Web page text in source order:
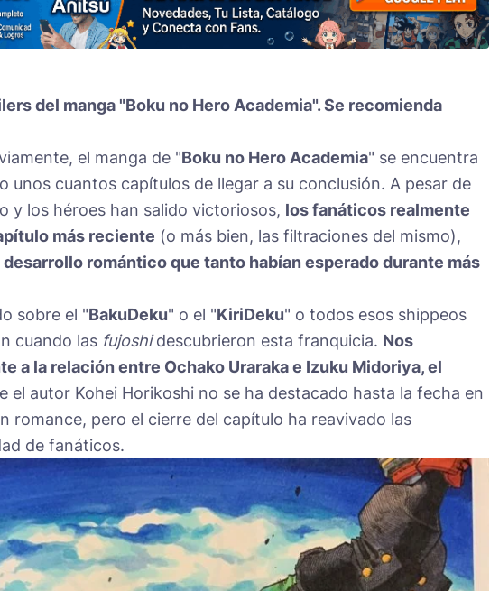
del manga "Boku no Hero Academia". Se recomienda
el manga de "Boku no Hero Academia" se encuentra
unos cuantos capítulos de llegar a su conclusión. A pesar de
y los héroes han salido victoriosos, los fanáticos realmente
más reciente (o más bien, las filtraciones del mismo),
romántico que tanto habían esperado durante más
sobre el "BakuDeku" o el "KiriDeku" o todos esos shippeos
cuando las fujoshidescubrieron esta franquicia. Nos
a la relación entre Ochako Uraraka e Izuku Midoriya, el
el autor Kohei Horikoshi no se ha destacado hasta la fecha en
romance, pero el cierre del capítulo ha reavivado las
de fanáticos.